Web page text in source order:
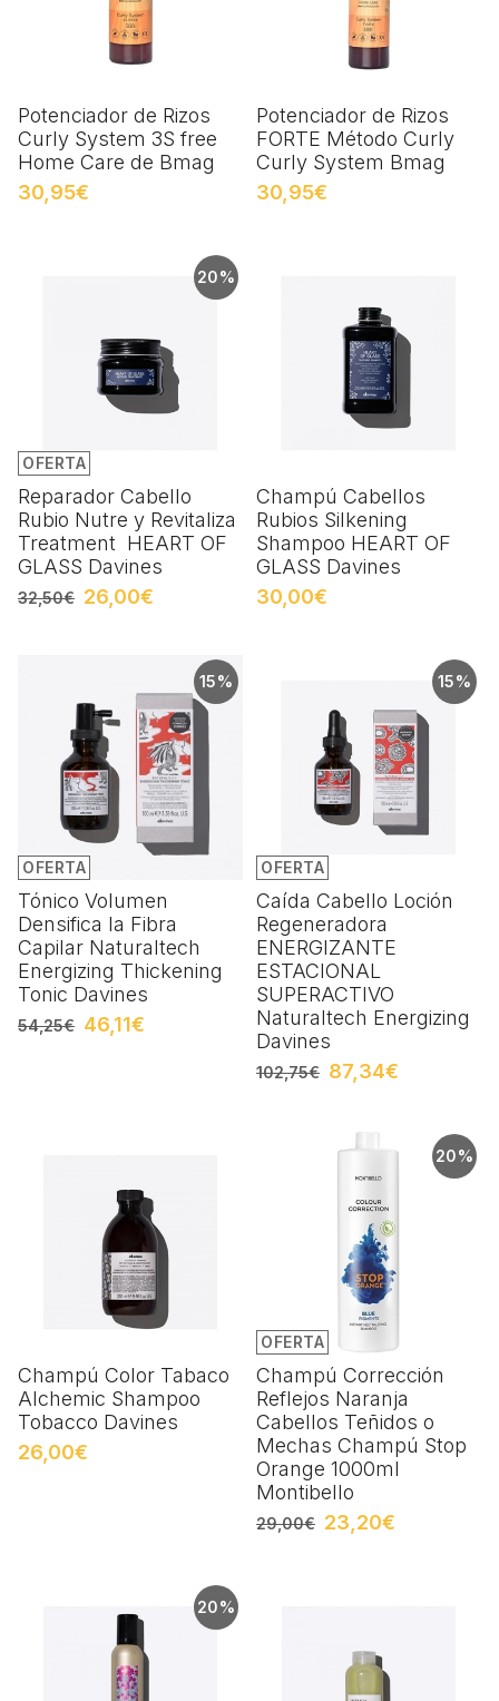
Potenciador de Rizos
Curly System 3S free
Home Care de Bmag
30,95€
Potenciador de Rizos
FORTE Método Curly
Curly System Bmag
30,95€
20%
OFERTA
Reparador Cabello
Rubio Nutre y Revitaliza
Treatment HEART OF
GLASS Davines
32,50€ 26,00€
Champú Cabellos
Rubios Silkening
Shampoo HEART OF
GLASS Davines
30,00€
15%
OFERTA
Tónico Volumen
Densifica la Fibra
Capilar Naturaltech
Energizing Thickening
Tonic Davines
54,25€ 46,11€
15%
OFERTA
Caída Cabello Loción
Regeneradora
ENERGIZANTE
ESTACIONAL
SUPERACTIVO
Naturaltech Energizing
Davines
102,75€ 87,34€
Champú Color Tabaco
Alchemic Shampoo
Tobacco Davines
26,00€
20%
OFERTA
Champú Corrección
Reflejos Naranja
Cabellos Teñidos o
Mechas Champú Stop
Orange 1000ml
Montibello
29,00€ 23,20€
20%